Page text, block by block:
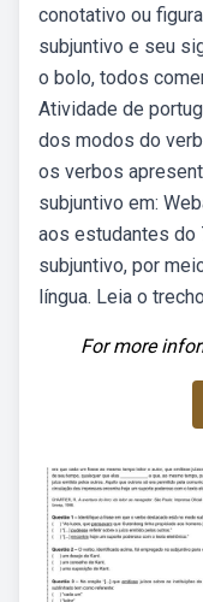
conotativo ou
subjuntivo e seu
o bolo, todos
Atividade de
dos modos do
os verbos
subjuntivo em:
aos estudantes do
subjuntivo, por
língua. Leia o
For more